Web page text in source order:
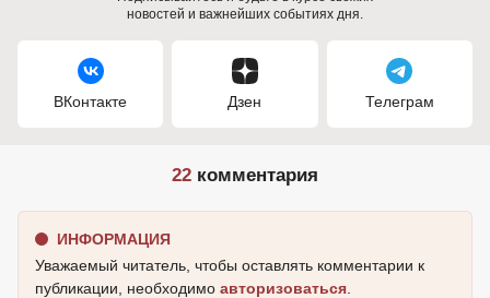
новостей и важнейших событиях дня.
ВКонтакте Дзен Телеграм
22 комментария
ИНФОРМАЦИЯ
Уважаемый читатель, чтобы оставлять комментарии к
публикации, необходимо авторизоваться